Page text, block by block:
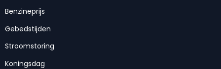
Benzineprijs
Gebedstijden
Stroomstoring
Koningsdag